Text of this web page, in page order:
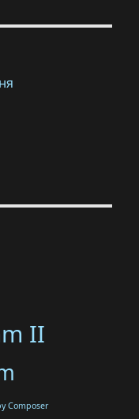
II
Composer